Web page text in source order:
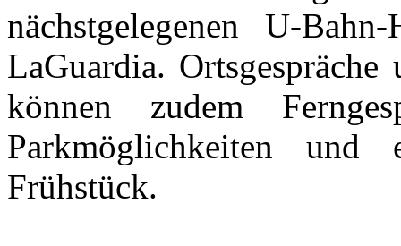
nächstgelegenen U-
LaGuardia.
können zudem
Parkmöglichkeiten und
Frühstück.